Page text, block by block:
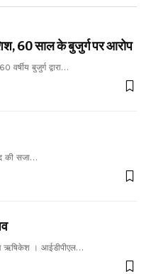
60 साल के बुजुर्ग पर आरोप
वर्षीय बुजुर्ग द्वारा…
की सजा…
ऋषिकेश । आईडीपीएल…